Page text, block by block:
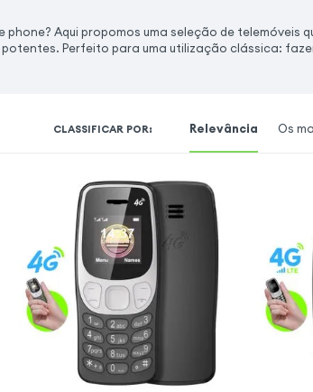
Aqui propomos uma seleção de telemóveis
Perfeito para uma utilização clássica:
CLASSIFICAR POR: Relevância Os